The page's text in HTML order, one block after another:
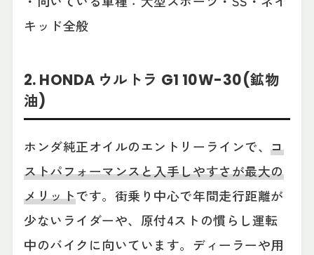
キッド全般
2. HONDA ウルトラ G1 10W-30(鉱物
油)
ホンダ純正オイルのエントリーラインで、コ
ストパフォーマンスと入手しやすさが最大の
メリットです。街乗り中心で年間走行距離が
少ないライダーや、原付4ストの慣らし運転
中のバイクに向いています。ディーラーや用